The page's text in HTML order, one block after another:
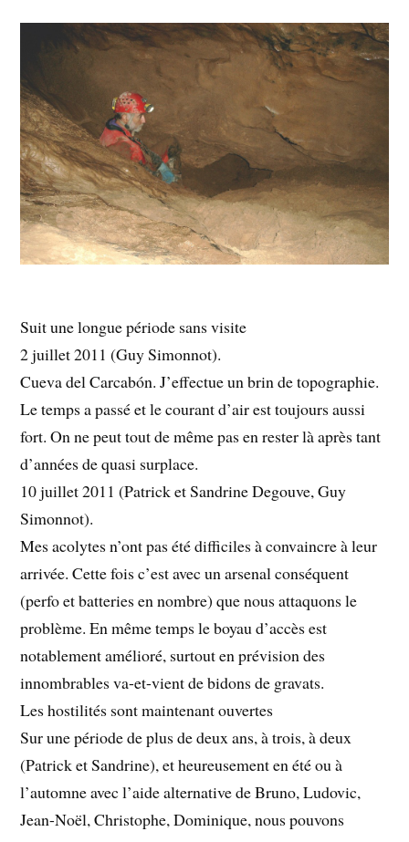
Suit une longue période sans visite
2 juillet 2011 (Guy Simonnot).
Cueva del Carcabón. J’effectue un brin de topographie.
Le temps a passé et le courant d’air est toujours aussi
fort. On ne peut tout de même pas en rester là après tant
d’années de quasi surplace.
10 juillet 2011 (Patrick et Sandrine Degouve, Guy
Simonnot).
Mes acolytes n’ont pas été difficiles à convaincre à leur
arrivée. Cette fois c’est avec un arsenal conséquent
(perfo et batteries en nombre) que nous attaquons le
problème. En même temps le boyau d’accès est
notablement amélioré, surtout en prévision des
innombrables va-et-vient de bidons de gravats.
Les hostilités sont maintenant ouvertes
Sur une période de plus de deux ans, à trois, à deux
(Patrick et Sandrine), et heureusement en été ou à
l’automne avec l’aide alternative de Bruno, Ludovic,
Jean-Noël, Christophe, Dominique, nous pouvons